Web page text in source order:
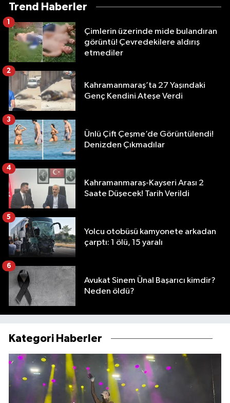
Trend Haberler
Çimlerin üzerinde mide bulandıran
görüntü! Çevredekilere aldırış
etmediler
1
Kahramanmaraş’ta 27 Yaşındaki
Genç Kendini Ateşe Verdi
2
Ünlü Çift Çeşme’de Görüntülendi!
Denizden Çıkmadılar
3
Kahramanmaraş-Kayseri Arası 2
Saate Düşecek! Tarih Verildi
4
Yolcu otobüsü kamyonete arkadan
çarptı: 1 ölü, 15 yaralı
5
Avukat Sinem Ünal Başarıcı kimdir?
Neden öldü?
6
Kategori Haberler